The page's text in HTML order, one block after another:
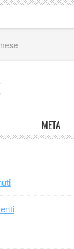
META